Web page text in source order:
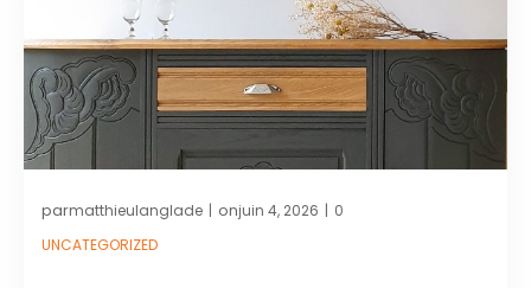
parmatthieulanglade | onjuin 4, 2026 | 0
UNCATEGORIZED